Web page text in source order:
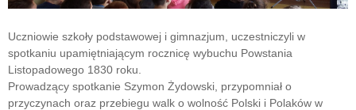
Uczniowie szkoły podstawowej i gimnazjum, uczestniczyli w
spotkaniu upamiętniającym rocznicę wybuchu Powstania
Listopadowego 1830 roku.
Prowadzący spotkanie Szymon Żydowski, przypomniał o
przyczynach oraz przebiegu walk o wolność Polski i Polaków w